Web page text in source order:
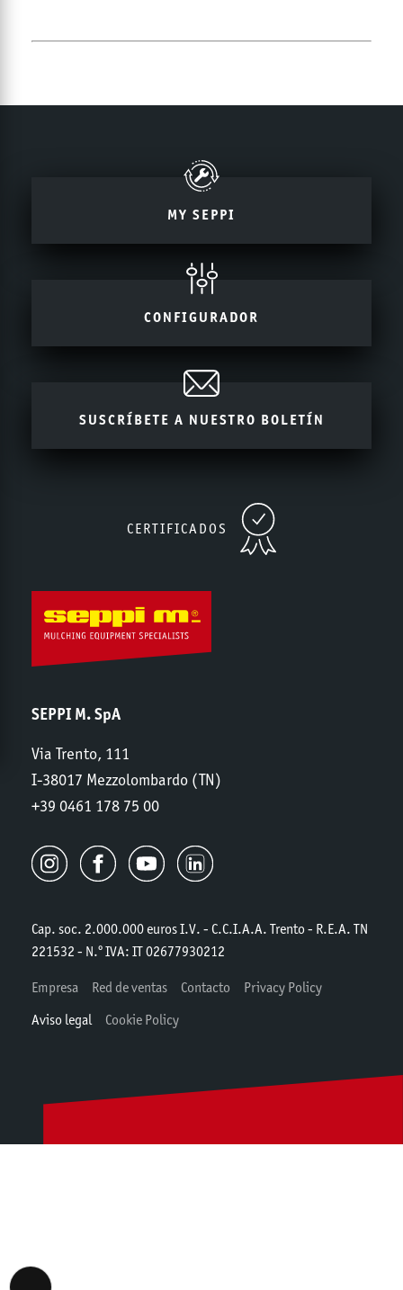
MY SEPPI
CONFIGURADOR
SUSCRÍBETE A NUESTRO BOLETÍN
CERTIFICADOS
SEPPI M. SpA
Via Trento, 111
I-38017 Mezzolombardo (TN)
+39 0461 178 75 00
Cap. soc. 2.000.000 euros I.V. - C.C.I.A.A. Trento - R.E.A. TN
221532 - N.º IVA: IT 02677930212
Empresa Red de ventas Contacto
Privacy Policy
Aviso legal
Cookie Policy